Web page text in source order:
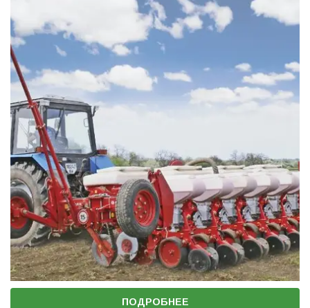
ПОДРОБНЕЕ